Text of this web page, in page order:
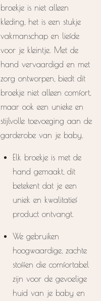
broekje is niet alleen
kleding, het is een stukje
vakmanschap en liefde
voor je kleintje. Met de
hand vervaardigd en met
zorg ontworpen, biedt dit
broekje niet alleen comfort,
maar ook een unieke en
stijlvolle toevoeging aan de
garderobe van je baby.
Elk broekje is met de
hand gemaakt, dit
betekent dat je een
uniek en kwalitatief
product ontvangt.
We gebruiken
hoogwaardige, zachte
stoffen die comfortabel
zijn voor de gevoelige
huid van je baby en